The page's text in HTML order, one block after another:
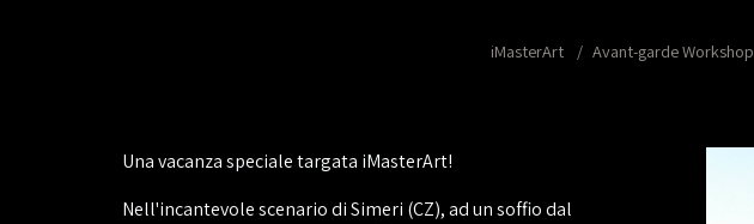
iMasterArt Avant-garde Workshop
Una vacanza speciale targata iMasterArt!
Nell'incantevole scenario di Simeri (CZ), ad un soffio dal